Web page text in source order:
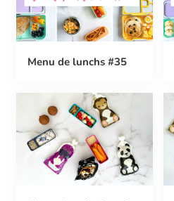
Menu de lunchs #35